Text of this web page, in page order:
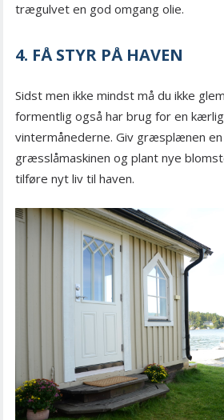
trægulvet en god omgang olie.
4. FÅ STYR PÅ HAVEN
Sidst men ikke mindst må du ikke
formentlig også har brug for en
vintermånederne. Giv græsplænen
græsslåmaskinen og plant nye
tilføre nyt liv til haven.